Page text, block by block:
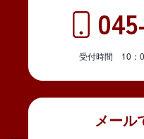
メール
受付時間 10：